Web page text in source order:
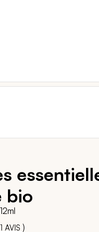
bio
of100
1 AVIS )